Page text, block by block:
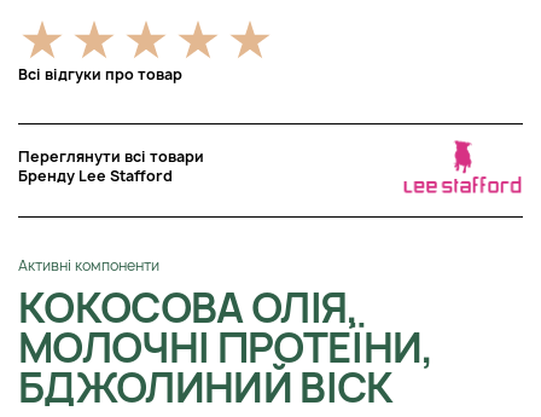
Всі відгуки про товар
Переглянути всі товари
Бренду Lee Stafford
Активні компоненти
КОКОСОВА ОЛІЯ,
МОЛОЧНІ ПРОТЕЇНИ,
БДЖОЛИНИЙ ВІСК